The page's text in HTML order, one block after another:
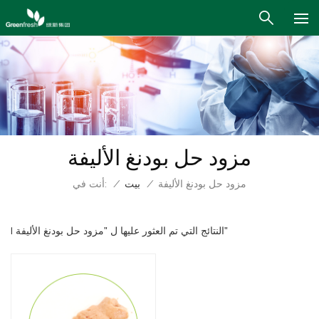
مزود حل بودنغ الأليفة
أنت في: / بيت / مزود حل بودنغ الأليفة
1 النتائج التي تم العثور عليها ل "مزود حل بودنغ الأليفة"